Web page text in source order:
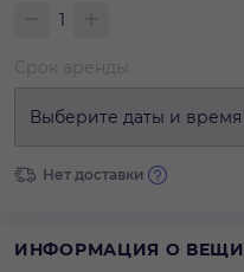
Срок аренды
Выберите даты и время
Нет доставки
ИНФОРМАЦИЯ О ВЕЩИ